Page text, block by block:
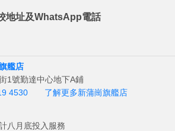
地址及WhatsApp電話
艦店
1號勤達中心地下A鋪
4530
了解更多新蒲崗旗艦店
八月底投入服務